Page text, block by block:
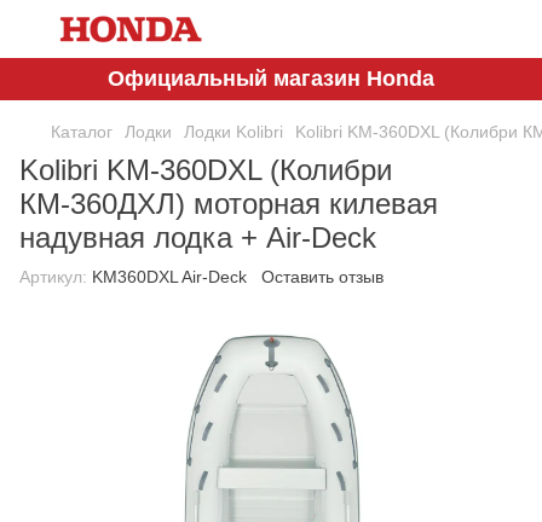
Официальный магазин Honda
Каталог Лодки Лодки Kolibri Kolibri KM-360DXL (Колибри
Kolibri KM-360DXL (Колибри
КМ-360ДХЛ) моторная килевая
надувная лодка + Air-Deck
Артикул: KM360DXL Air-Deck Оставить отзыв